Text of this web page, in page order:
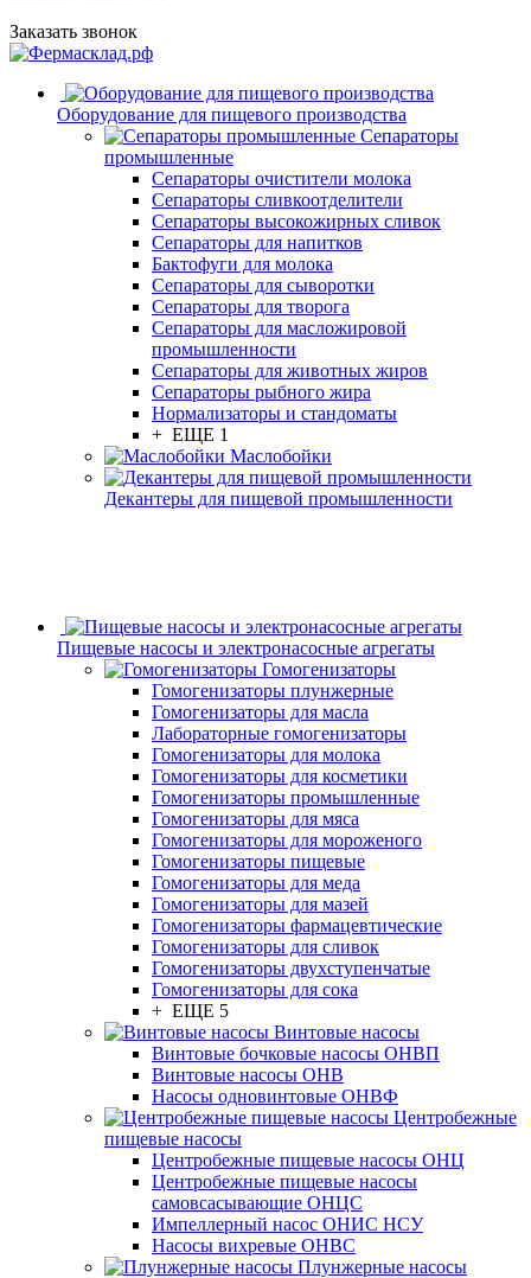
Заказать звонок
Оборудование для пищевого производства
Сепараторы
промышленные
Сепараторы очистители молока
Сепараторы сливкоотделители
Сепараторы высокожирных сливок
Сепараторы для напитков
Бактофуги для молока
Сепараторы для сыворотки
Сепараторы для творога
Сепараторы для масложировой
промышленности
Сепараторы для животных жиров
Сепараторы рыбного жира
Нормализаторы и стандоматы
+ ЕЩЕ 1
Маслобойки
Декантеры для пищевой промышленности
Пищевые насосы и электронасосные агрегаты
Гомогенизаторы
Гомогенизаторы плунжерные
Гомогенизаторы для масла
Лабораторные гомогенизаторы
Гомогенизаторы для молока
Гомогенизаторы для косметики
Гомогенизаторы промышленные
Гомогенизаторы для мяса
Гомогенизаторы для мороженого
Гомогенизаторы пищевые
Гомогенизаторы для меда
Гомогенизаторы для мазей
Гомогенизаторы фармацевтические
Гомогенизаторы для сливок
Гомогенизаторы двухступенчатые
Гомогенизаторы для сока
+ ЕЩЕ 5
Винтовые насосы
Винтовые бочковые насосы ОНВП
Винтовые насосы ОНВ
Насосы одновинтовые ОНВФ
Центробежные
пищевые насосы
Центробежные пищевые насосы ОНЦ
Центробежные пищевые насосы
самовсасывающие ОНЦС
Импеллерный насос ОНИС НСУ
Насосы вихревые ОНВС
Плунжерные насосы